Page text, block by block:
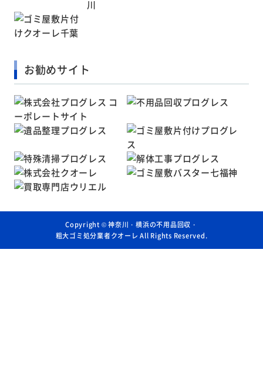
お勧めサイト
Copyright ©神奈川・横浜の不用品回収・
粗大ゴミ処分業者クオーレ All Rights Reserved.